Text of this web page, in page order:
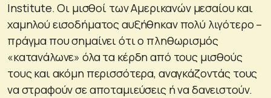
Institute. Οι μισθοί των Αμερικανών μεσαίου και
χαμηλού εισοδήματος αυξήθηκαν πολύ λιγότερο –
πράγμα που σημαίνει ότι ο πληθωρισμός
«κατανάλωνε» όλα τα κέρδη από τους μισθούς
τους και ακόμη περισσότερα, αναγκάζοντάς τους
να στραφούν σε αποταμιεύσεις ή να δανειστούν.